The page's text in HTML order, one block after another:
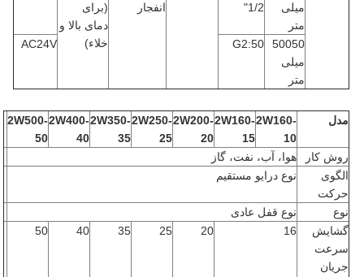
میلی
متر
1/2"
انفجار
(برای
دمای بالا و
خلاء)
50050
میلی
متر
50:G2
AC24V
مدل
2W160-
10
2W160-
15
2W200-
20
2W250-
25
2W350-
35
2W400-
40
2W500-
50
روش کار
هوا، آب، نفت، گاز
الگوی
حرکت
نوع درایو مستقیم
نوع
نوع قفل عادی
گشایش
سرعت
جریان
16
20
25
35
40
50